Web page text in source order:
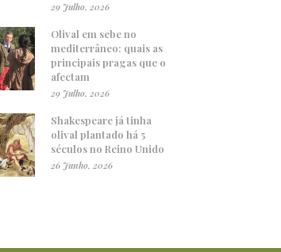
29 Julho, 2026
Olival em sebe no
mediterrâneo: quais as
principais pragas que o
afectam
29 Julho, 2026
Shakespeare já tinha
olival plantado há 5
séculos no Reino Unido
26 Junho, 2026